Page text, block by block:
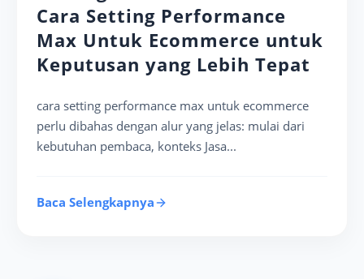
Cara Setting Performance
Max Untuk Ecommerce untuk
Keputusan yang Lebih Tepat
cara setting performance max untuk ecommerce
perlu dibahas dengan alur yang jelas: mulai dari
kebutuhan pembaca, konteks Jasa...
Baca Selengkapnya